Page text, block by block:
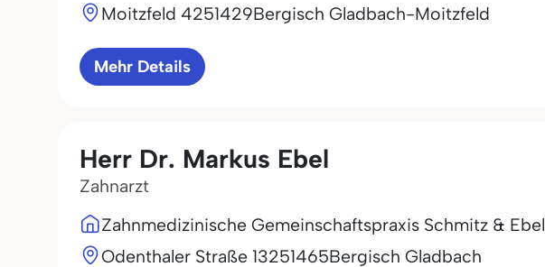
Moitzfeld 4251429Bergisch Gladbach-Moitzfeld
Mehr Details
Herr Dr. Markus Ebel
Zahnarzt
Zahnmedizinische Gemeinschaftspraxis Schmitz & Ebel
Odenthaler Straße 13251465Bergisch Gladbach